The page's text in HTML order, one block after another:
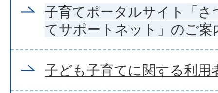
子育てポータルサイト「
てサポートネット」のご案
子ども子育てに関する利用